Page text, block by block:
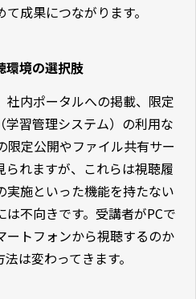
成果につながります。
環境の選択肢
内ポータルへの掲載、限定
学習管理システム）の利用な
限定公開やファイル共有サー
られますが、これらは視聴履
実施といった機能を持たない
不向きです。受講者がPCで
ートフォンから視聴するのか
は変わってきます。